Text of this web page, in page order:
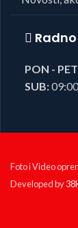
PON -
SUB:
Foto i Video
Developed by